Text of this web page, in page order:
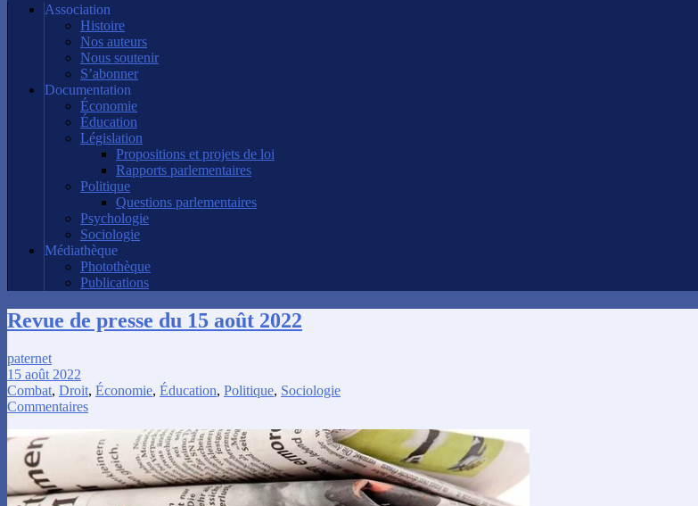
Association
Histoire
Nos auteurs
Nous soutenir
S’abonner
Documentation
Économie
Éducation
Législation
Propositions et projets de loi
Rapports parlementaires
Politique
Questions parlementaires
Psychologie
Sociologie
Médiathèque
Photothèque
Publications
Revue de presse du 15 août 2022
paternet
15 août 2022
Combat, Droit, Économie, Éducation, Politique, Sociologie
Commentaires